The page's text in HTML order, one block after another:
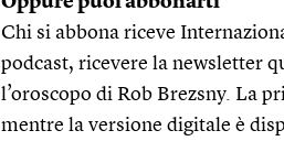
Chi si abbona riceve
podcast, ricevere la newsletter
l’oroscopo di Rob Brezsny. La
mentre la versione digitale è